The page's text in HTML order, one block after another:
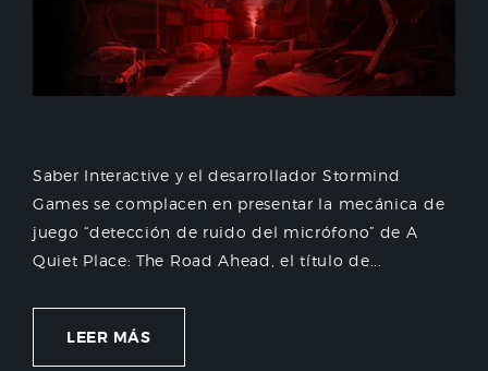
Saber Interactive y el desarrollador Stormind
Games se complacen en presentar la mecánica de
juego “detección de ruido del micrófono” de A
Quiet Place: The Road Ahead, el título de...
LEER MÁS